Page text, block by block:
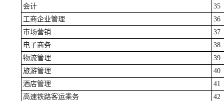
会计
35
工商企业管理
36
市场营销
37
电子商务
38
物流管理
39
旅游管理
40
酒店管理
41
高速铁路客运乘务
42